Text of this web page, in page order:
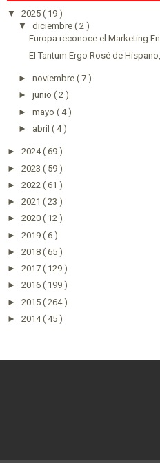
▼ 2025 ( 19 )
▼ diciembre ( 2 )
Europa reconoce el Marketing
El Tantum Ergo Rosé de
► noviembre ( 7 )
► junio ( 2 )
► mayo ( 4 )
► abril ( 4 )
► 2024( 69 )
► 2023 ( 59 )
► 2022 ( 61 )
► 2021 ( 23 )
► 2020 ( 12 )
► 2019 ( 6 )
► 2018 ( 65 )
► 2017 ( 129 )
► 2016 ( 199 )
► 2015 ( 264 )
► 2014( 45 )